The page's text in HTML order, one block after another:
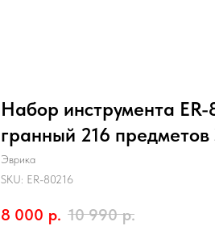
Набор инструмента
гранный 216
Эврика
SKU: ER-80216
8 000 р. 10 990 р.